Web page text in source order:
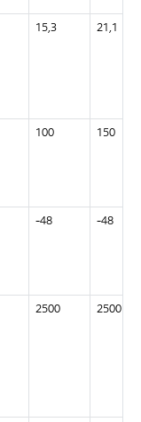
15,3 21,1
100 150
-48 -48
2500 2500